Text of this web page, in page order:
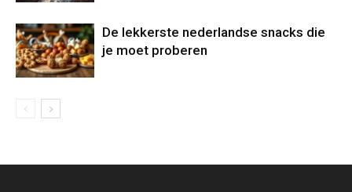
De lekkerste nederlandse snacks die
je moet proberen